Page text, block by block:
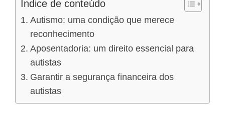
Índice de conteúdo
Autismo: uma condição que merece
reconhecimento
Aposentadoria: um direito essencial para
autistas
Garantir a segurança financeira dos
autistas